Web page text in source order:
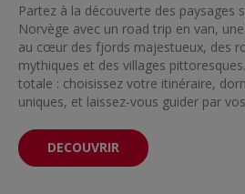
Partez à la découverte des paysages
Norvège avec un road trip en van,
au cœur des fjords majestueux, des
mythiques et des villages
totale : choisissez votre itinéraire,
uniques, et laissez-vous guider par
DECOUVRIR